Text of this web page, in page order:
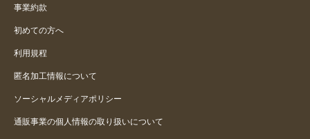
事業約款
初めての方へ
利用規程
匿名加工情報について
ソーシャルメディアポリシー
通販事業の個人情報の取り扱いについて